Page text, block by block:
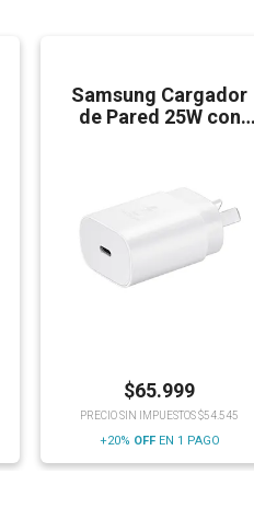
Samsung Cargador
de Pared 25W con
$65.999
PRECIO SIN IMPUESTOS $54.545
+20% OFFEN 1 PAGO